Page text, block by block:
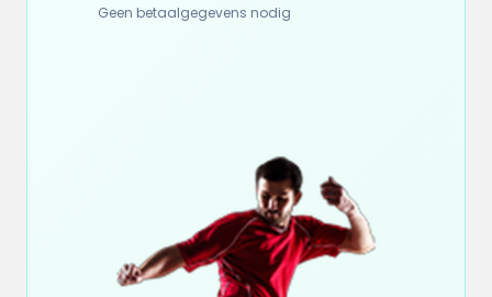
Geen betaalgegevens nodig